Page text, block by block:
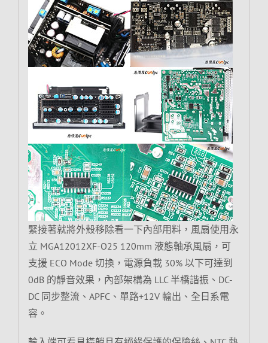
緊接著就將外殼移除看一下內部用料，風扇使用永
立 MGA12012XF-O25 120mm 液態軸承風扇，可
支援 ECO Mode 切換，電源負載 30% 以下可達到
0dB 的靜音效果，內部架構為 LLC 半橋諧振、DC-
DC 同步整流、APFC、單路+12V 輸出、全日系電
容。